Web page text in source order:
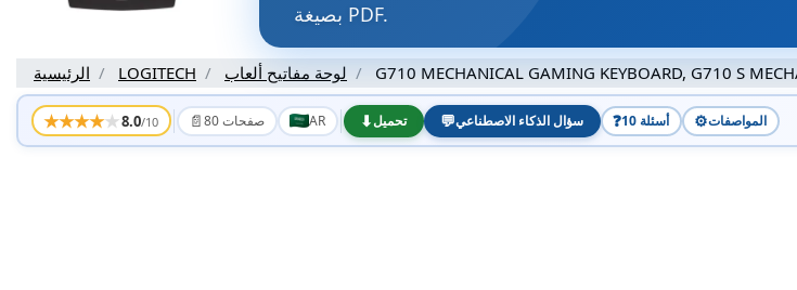
بصيغة PDF.
الرئيسية LOGITECH لوحة مفاتيح ألعاب G710 MECHANICAL GAMING KEYBOARD, G710 S
★★★★★8.0/10 📄 80 صفحات AR ⬇تحميل 💬سؤال الذكاء الاصطناعي ❓ 10 أسئلة ⚙️المواصفات